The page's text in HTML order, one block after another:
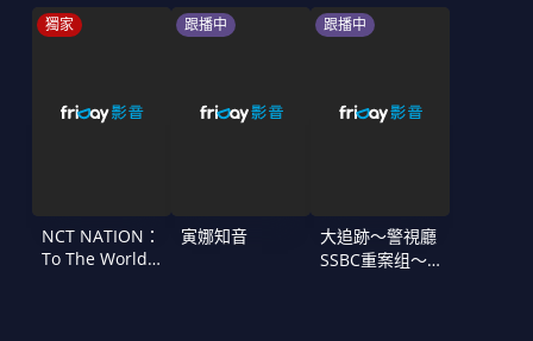
獨家
NCT NATION：
To The World
跟播中
寅娜知音
跟播中
大追跡〜警視廳
SSBC重案组〜